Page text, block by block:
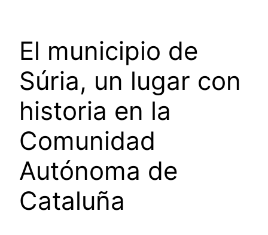
El municipio de
Súria, un lugar con
historia en la
Comunidad
Autónoma de
Cataluña